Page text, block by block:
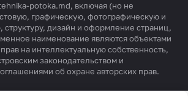
potoka.md, включая (но не
графическую, фотографическую и
дизайн и оформление страниц,
наименование являются объектами
на интеллектуальную собственность,
законодательством и
об охране авторских прав.